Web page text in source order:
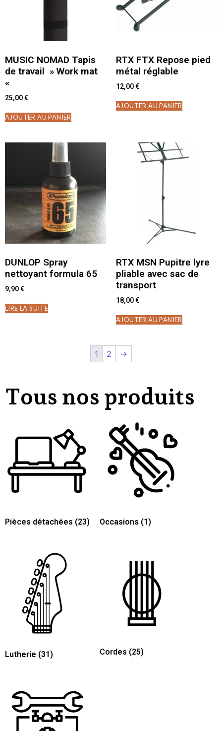
MUSIC NOMAD Tapis
de travail » Work mat
«
25,00€
AJOUTER AU PANIER
RTX FTX Repose pied
métal réglable
12,00€
AJOUTER AU PANIER
DUNLOP Spray
nettoyant formula 65
9,90€
LIRE LA SUITE
RTX MSN Pupitre lyre
pliable avec sac de
transport
18,00€
AJOUTER AU PANIER
1 2 →
Tous nos produits
Pièces détachées (23) Occasions (1)
Lutherie (31) Cordes (25)